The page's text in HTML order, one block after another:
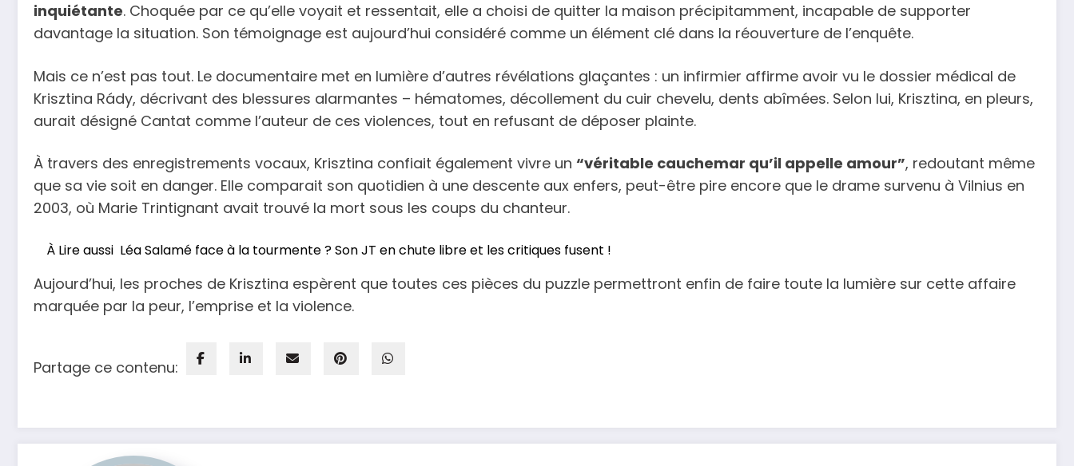
inquiétante. Choquée par ce qu’elle voyait et ressentait, elle a choisi de quitter la maison précipitamment, incapable de supporter
davantage la situation. Son témoignage est aujourd’hui considéré comme un élément clé dans la réouverture de l’enquête.
Mais ce n’est pas tout. Le documentaire met en lumière d’autres révélations glaçantes : un infirmier affirme avoir vu le dossier médical de
Krisztina Rády, décrivant des blessures alarmantes – hématomes, décollement du cuir chevelu, dents abîmées. Selon lui, Krisztina, en pleurs,
aurait désigné Cantat comme l’auteur de ces violences, tout en refusant de déposer plainte.
À travers des enregistrements vocaux, Krisztina confiait également vivre un “véritable cauchemar qu’il appelle amour”, redoutant même
que sa vie soit en danger. Elle comparait son quotidien à une descente aux enfers, peut-être pire encore que le drame survenu à Vilnius en
2003, où Marie Trintignant avait trouvé la mort sous les coups du chanteur.
À Lire aussi Léa Salamé face à la tourmente ? Son JT en chute libre et les critiques fusent !
Aujourd’hui, les proches de Krisztina espèrent que toutes ces pièces du puzzle permettront enfin de faire toute la lumière sur cette affaire
marquée par la peur, l’emprise et la violence.
Partage ce contenu: